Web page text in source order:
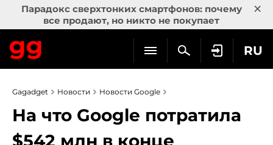
Парадокс сверхтонких смартфонов: почему
все продают, но никто не покупает
×
RU
Gagadget Новости Новости Google
На что Google потратила
$542 млн в конце